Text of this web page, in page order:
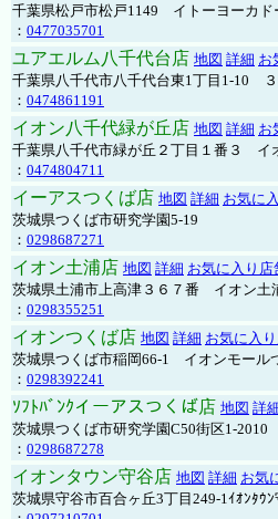
千葉県松戸市松戸1149 イトーヨーカド
： 0477035701
ユアエルム八千代台店 地図 詳細 お
千葉県八千代市八千代台東1丁目1-10
： 0474861191
イオン八千代緑が丘店 地図 詳細 お
千葉県八千代市緑が丘２丁目１番３ イ
： 0474804711
イーアスつくば店 地図 詳細 お気に
茨城県つくば市研究学園5-19
： 0298687271
イオン土浦店 地図 詳細 お気に入り店
茨城県土浦市上高津３６７番 イオン土
： 0298355251
イオンつくば店 地図 詳細 お気に入
茨城県つくば市稲岡66-1 イオンモー
： 0298392241
ｿﾌﾄﾊﾞﾝｸイーアスつくば店 地図 詳
茨城県つくば市研究学園C50街区1-2010
： 0298687278
イオンタウン守谷店 地図 詳細 お気
茨城県守谷市百合ヶ丘3丁目249-1ｲｵﾝﾀｳﾝ